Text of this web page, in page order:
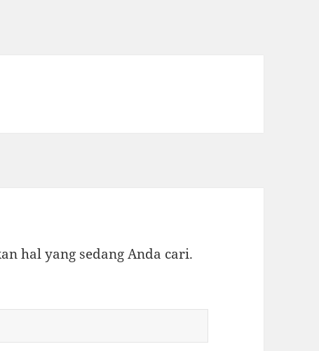
hal yang sedang Anda cari.